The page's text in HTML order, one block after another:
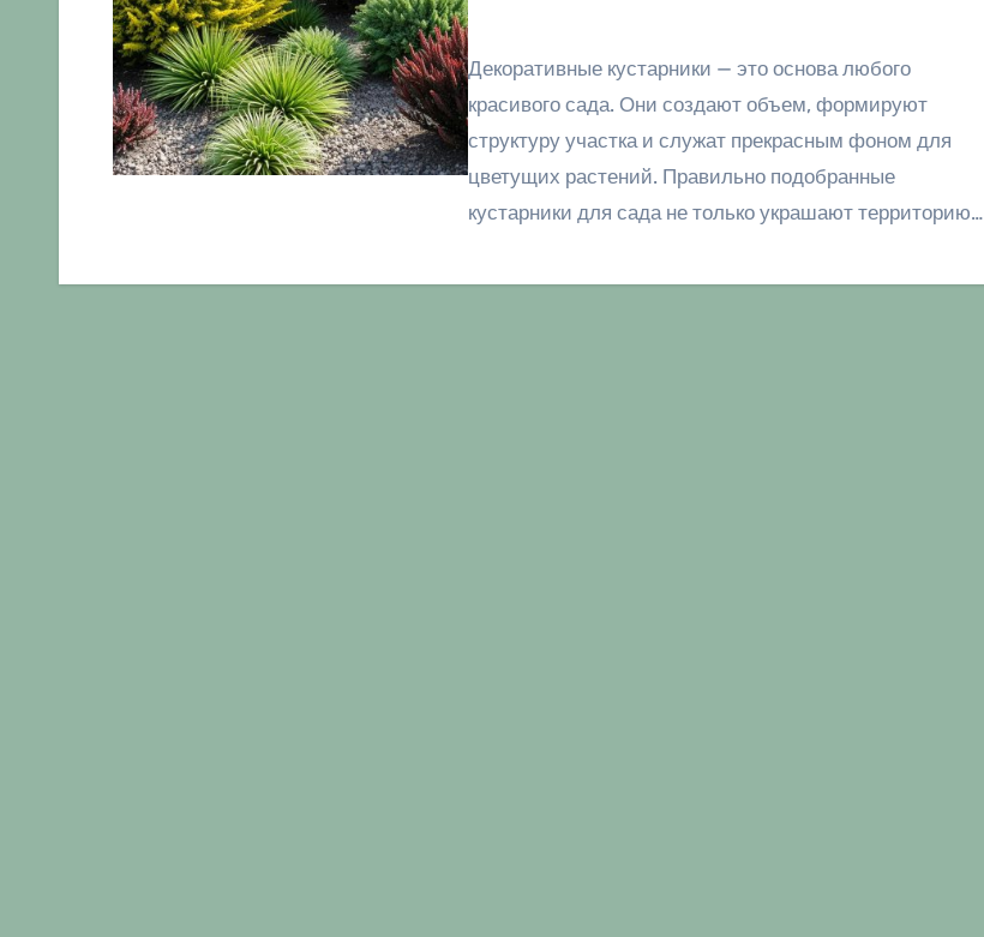
Декоративные кустарники — это основа любого
красивого сада. Они создают объем, формируют
структуру участка и служат прекрасным фоном для
цветущих растений. Правильно подобранные
кустарники для сада не только украшают территорию…